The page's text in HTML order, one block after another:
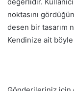
değerlidir.
noktasını
desen bir tasarım
Kendinize ait böyle